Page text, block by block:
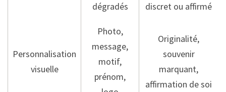
dégradés
discret ou affirmé
Personnalisation
visuelle
Photo,
message,
motif,
prénom,
Originalité,
souvenir
marquant,
affirmation de soi